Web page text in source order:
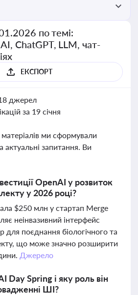
по темі:
ChatGPT, LLM, чат-
ЕКСПОРТ
джерел
за 19 січня
матеріалів ми сформували
актуальні запитання. Ви
OpenAI у розвиток
у 2026 році?
$250 млн у стартап Merge
неінвазивний інтерфейс
поєднання біологічного та
що може значно розширити
Джерело
Day Spring і яку роль він
ШІ?